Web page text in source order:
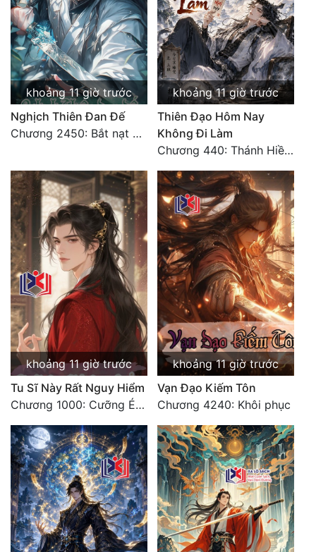
khoảng 11 giờ trước
Nghịch Thiên Đan Đế
Chương 2450: Bắt nạt kẻ thật thà
khoảng 11 giờ trước
Thiên Đạo Hôm Nay
Không Đi Làm
Chương 440: Thánh Hiền tề tụ, cháy Nguyên Hỏa chủng (3)
khoảng 11 giờ trước
Tu Sĩ Này Rất Nguy Hiểm
Chương 1000: Cưỡng Ép Kẻ Khác
khoảng 11 giờ trước
Vạn Đạo Kiếm Tôn
Chương 4240: Khôi phục